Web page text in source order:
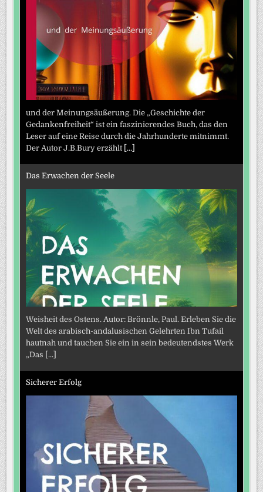
und der Meinungsäußerung. Die „Geschichte der
Gedankenfreiheit“ ist ein faszinierendes Buch, das den
Leser auf eine Reise durch die Jahrhunderte mitnimmt.
Der Autor J.B.Bury erzählt [...]
Das Erwachen der Seele
Weisheit des Ostens. Autor: Brönnle, Paul. Erleben Sie die
Welt des arabisch-andalusischen Gelehrten Ibn Tufail
hautnah und tauchen Sie ein in sein bedeutendstes Werk
„Das [...]
Sicherer Erfolg